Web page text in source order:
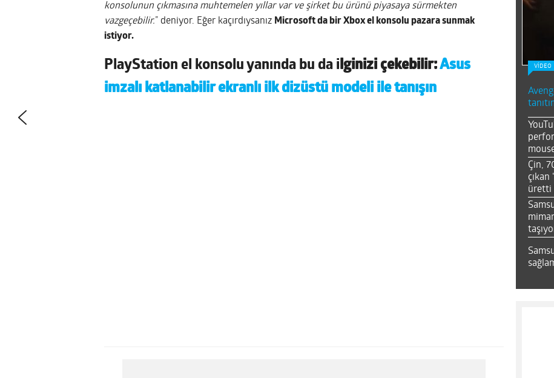
konsolunun çıkmasına muhtemelen yıllar var ve şirket bu ürünü piyasaya sürmekten
vazgeçebilir.” deniyor. Eğer kaçırdıysanız Microsoft da bir Xbox el konsolu pazara sunmak
istiyor.
PlayStation el konsolu yanında bu da ilginizi çekebilir:Asus
imzalı katlanabilir ekranlı ilk dizüstü modeli ile tanışın
VİDEO
Çin,
çıkan
üretti